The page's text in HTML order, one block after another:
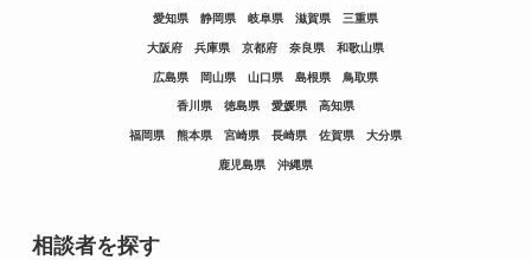
愛知県 静岡県 岐阜県 滋賀県 三重県
大阪府 兵庫県 京都府 奈良県 和歌山県
広島県 岡山県 山口県 島根県 鳥取県
香川県 徳島県 愛媛県 高知県
福岡県 熊本県 宮崎県 長崎県 佐賀県 大分県
鹿児島県 沖縄県
相談者を探す